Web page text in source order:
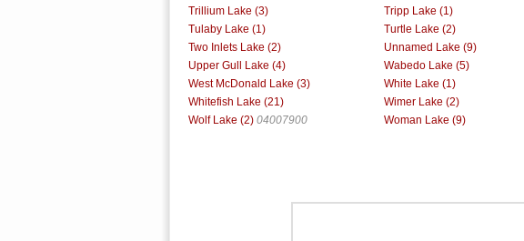
Trillium Lake (3)
Tripp Lake (1)
Tulaby Lake (1)
Turtle Lake (2)
Two Inlets Lake (2)
Unnamed Lake (9)
Upper Gull Lake (4)
Wabedo Lake (5)
West McDonald Lake (3)
White Lake (1)
Whitefish Lake (21)
Wimer Lake (2)
Wolf Lake (2) 04007900 Woman Lake (9)